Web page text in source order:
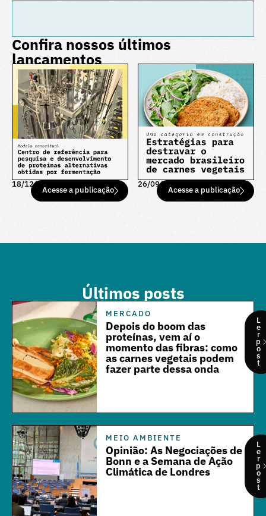
Confira nossos últimos
lançamentos
18/12/25
Acesse a publicação
26/09/25
Acesse a publicação
Últimos posts
MERCADO
Depois do boom das
proteínas, vem aí o
momento das fibras: como
as carnes vegetais podem
fazer parte dessa onda
L
e
r
p
o
s
t
MEIO AMBIENTE
Opinião: As Negociações de
Bonn e a Semana de Ação
Climática de Londres
L
e
r
p
o
s
t